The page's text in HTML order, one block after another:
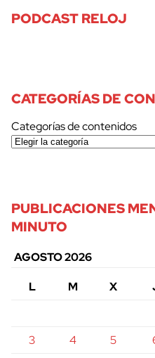
PODCAST RELOJ
CATEGORÍAS DE
Categorías de contenidos
PUBLICACIONES
MINUTO
AGOSTO 2026
L
M X
3
4 5